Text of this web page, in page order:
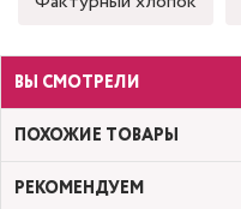
ВЫ СМОТРЕЛИ
ПОХОЖИЕ ТОВАРЫ
РЕКОМЕНДУЕМ